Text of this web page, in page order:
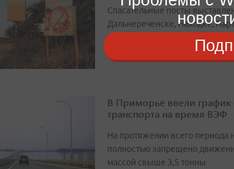
Спасательные посты
Дальнереченске, Находке,
В Приморье ввели график
транспорта на время ВЭФ
На протяжении всего периода
полностью запрещено
массой свыше 3,5 тонны